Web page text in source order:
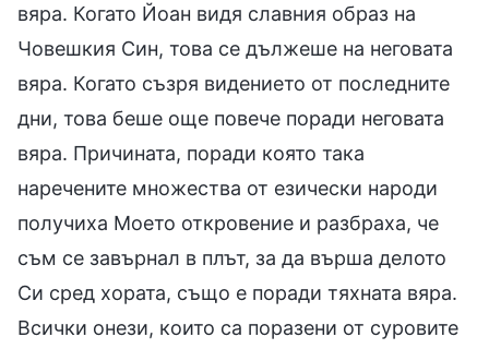
вяра. Когато Йоан видя славния образ на
Човешкия Син, това се дължеше на неговата
вяра. Когато съзря видението от последните
дни, това беше още повече поради неговата
вяра. Причината, поради която така
наречените множества от езически народи
получиха Моето откровение и разбраха, че
съм се завърнал в плът, за да върша делото
Си сред хората, също е поради тяхната вяра.
Всички онези, които са поразени от суровите